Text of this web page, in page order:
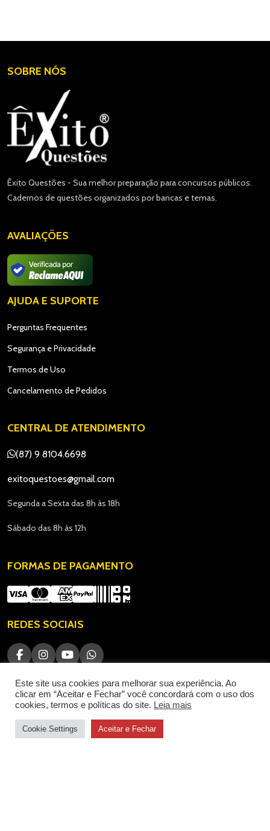
SOBRE NÓS
Êxito Questões - Sua melhor preparação para concursos públicos.
Cadernos de questões organizados por bancas e temas.
AVALIAÇÕES
AJUDA E SUPORTE
Perguntas Frequentes
Segurança e Privacidade
Termos de Uso
Cancelamento de Pedidos
CENTRAL DE ATENDIMENTO
(87) 9 8104.6698
exitoquestoes@gmail.com
Segunda a Sexta das 8h às 18h
Sábado das 8h às 12h
FORMAS DE PAGAMENTO
REDES SOCIAIS
Este site usa cookies para melhorar sua experiência. Ao
clicar em “Aceitar e Fechar” você concordará com o uso dos
cookies, termos e políticas do site. Leia mais
Cookie Settings Aceitar e Fechar